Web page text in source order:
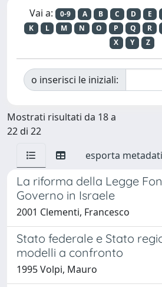
Vai a: 0-9 A B C D E
K
L M N O P Q R
X
Y Z
o inserisci le iniziali:
Mostrati risultati da 18 a
22 di 22
esporta metadati
La riforma della Legge
Governo in Israele
2001 Clementi, Francesco
Stato federale e Stato
modelli a confronto
1995 Volpi, Mauro